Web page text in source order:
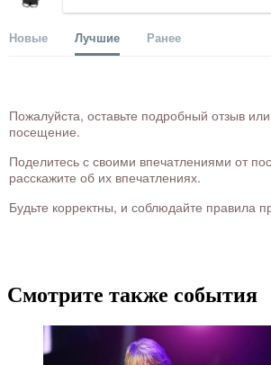
Новые Лучшие Ранее
Пожалуйста, оставьте подробный отзыв
посещение.
Поделитесь с своими впечатлениями от
расскажите об их впечатлениях.
Будьте корректны, и соблюдайте правила
Смотрите также события